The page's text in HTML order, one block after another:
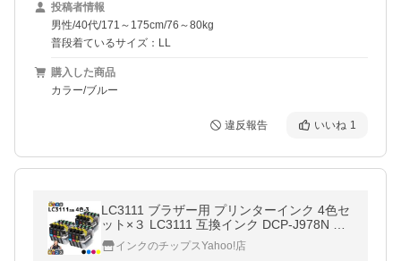
投稿者情報
男性/40代/171～175cm/76～80kg
普段着ているサイズ：LL
購入した商品
カラー/ブルー
違反報告 いいね 1
LC3111 ブラザー用 プリンターインク 4色セ
ット×３ LC3111 互換インク DCP-J978N DC
P-J577N DCP-J973N DCP-J572N DCP-J582
N DCP-J982N-B
インクのチップスYahoo!店